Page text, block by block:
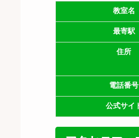
教室名
最寄駅
住所
電話番号
公式サイ